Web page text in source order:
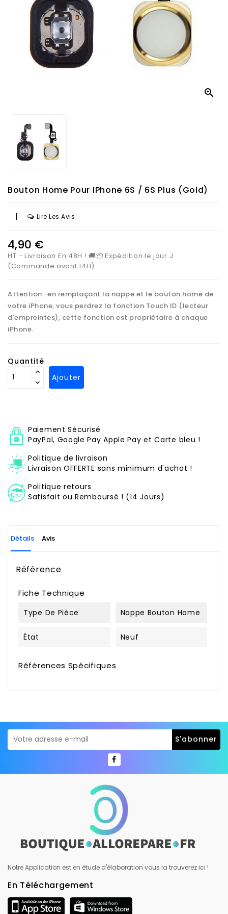

Bouton Home Pour IPhone 6S / 6S Plus (Gold)
| Lire Les Avis
4,90 €
HT
Livraison En 48H ! 🚚📦 Expédition le jour J
(Commande avant 14H)
Attention : en remplaçant la nappe et le bouton home de
votre iPhone, vous perdrez la fonction Touch ID (lecteur
d'empreintes), cette fonction est propriétaire à chaque
iPhone.
Quantité
Ajouter
Paiement Sécurisé
PayPal, Google Pay Apple Pay et Carte bleu !
Politique de livraison
Livraison OFFERTE sans minimum d'achat !
Politique retours
Satisfait ou Remboursé ! (14 Jours)
Détails Avis
Référence
Fiche Technique
Type De Pièce Nappe Bouton Home
État Neuf
Références Spécifiques
Notre Application est en étude d'élaboration vous la trouverez ici !
En Téléchargement